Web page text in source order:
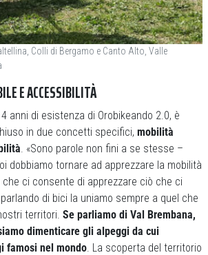
Colli di Bergamo e Canto Alto, Valle
E ACCESSIBILITÀ
anni di esistenza di Orobikeando 2.0, è
in due concetti specifici, mobilità
. «Sono parole non fini a se stesse –
dobbiamo tornare ad apprezzare la mobilità
che ci consente di apprezzare ciò che ci
di bici la uniamo sempre a quel che
territori. Se parliamo di Val Brembana,
dimenticare gli alpeggi da cui
famosi nel mondo. La scoperta del territorio